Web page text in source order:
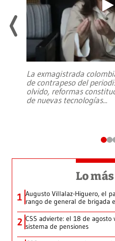
La exmagistrada
de contrapeso del
olvido, reformas
de nuevas tecnologías...
Lo
1 Augusto Villalaz-Higuero, el
rango de general de brigada
2 CSS advierte: el 18 de
sistema de pensiones